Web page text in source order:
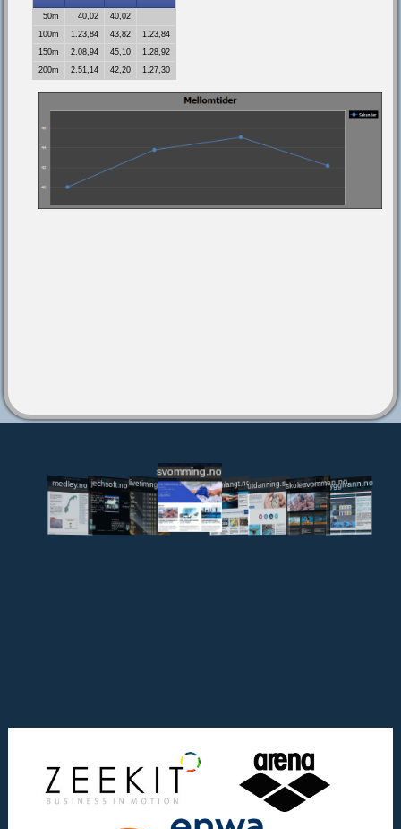
50m 40,02
40,02
100m
1.23,84 43,82
1.23,84
150m
2.08,94 45,10
1.28,92
200m
2.51,14 42,20 1.27,30
medley.no jechsoft.nolivetiming.medley.no
svomming.no
svomlangt.noutdanning.svomming.no
skolesvommen.notryggivann.no